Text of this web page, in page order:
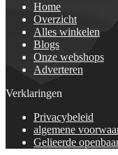
Home
Overzicht
Alles winkelen
Blogs
Onze webshops
Adverteren
Verklaringen
Privacybeleid
algemene
Gelieerde